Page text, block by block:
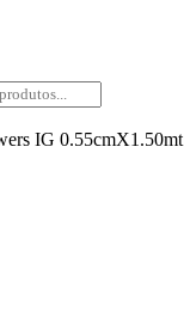
IG 0.55cmX1.50mt